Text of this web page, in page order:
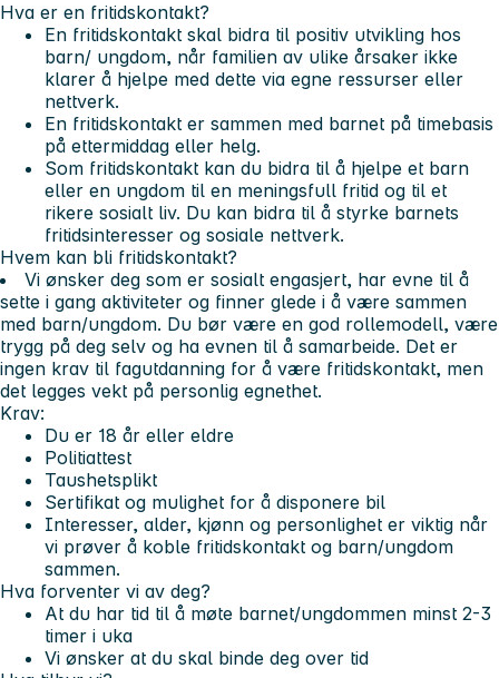
Hva er en fritidskontakt?
En fritidskontakt skal bidra til positiv utvikling hos
barn/ ungdom, når familien av ulike årsaker ikke
klarer å hjelpe med dette via egne ressurser eller
nettverk.
En fritidskontakt er sammen med barnet på timebasis
på ettermiddag eller helg.
Som fritidskontakt kan du bidra til å hjelpe et barn
eller en ungdom til en meningsfull fritid og til et
rikere sosialt liv. Du kan bidra til å styrke barnets
fritidsinteresser og sosiale nettverk.
Hvem kan bli fritidskontakt?
Vi ønsker deg som er sosialt engasjert, har evne til å
sette i gang aktiviteter og finner glede i å være sammen
med barn/ungdom. Du bør være en god rollemodell, være
trygg på deg selv og ha evnen til å samarbeide. Det er
ingen krav til fagutdanning for å være fritidskontakt, men
det legges vekt på personlig egnethet.
Krav:
Du er 18 år eller eldre
Politiattest
Taushetsplikt
Sertifikat og mulighet for å disponere bil
Interesser, alder, kjønn og personlighet er viktig når
vi prøver å koble fritidskontakt og barn/ungdom
sammen.
Hva forventer vi av deg?
At du har tid til å møte barnet/ungdommen minst 2-3
timer i uka
Vi ønsker at du skal binde deg over tid